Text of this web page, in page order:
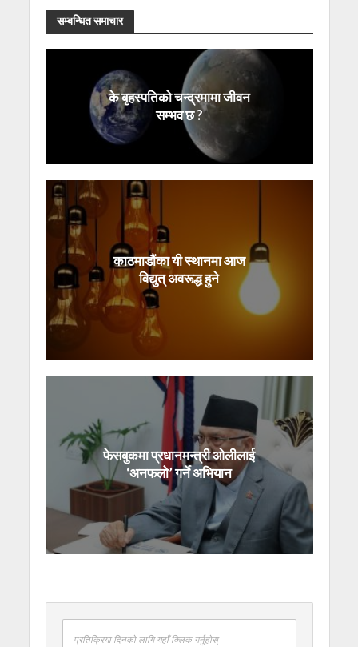
सम्बन्धित समाचार
के बृहस्पतिको चन्द्रमामा जीवन
सम्भव छ ?
काठमाडौंका यी स्थानमा आज
विद्युत् अवरूद्ध हुने
फेसबुकमा प्रधानमन्त्री ओलीलाई
‘अनफलो’ गर्ने अभियान
प्रतिक्रिया दिनको लागि यहाँ क्लिक गर्नुहोस्